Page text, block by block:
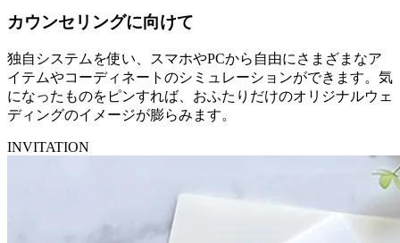
カウンセリングに向けて
独自システムを使い、スマホやPCから自由にさまざまなア
イテムやコーディネートのシミュレーションができます。気
になったものをピンすれば、おふたりだけのオリジナルウェ
ディングのイメージが膨らみます。
INVITATION